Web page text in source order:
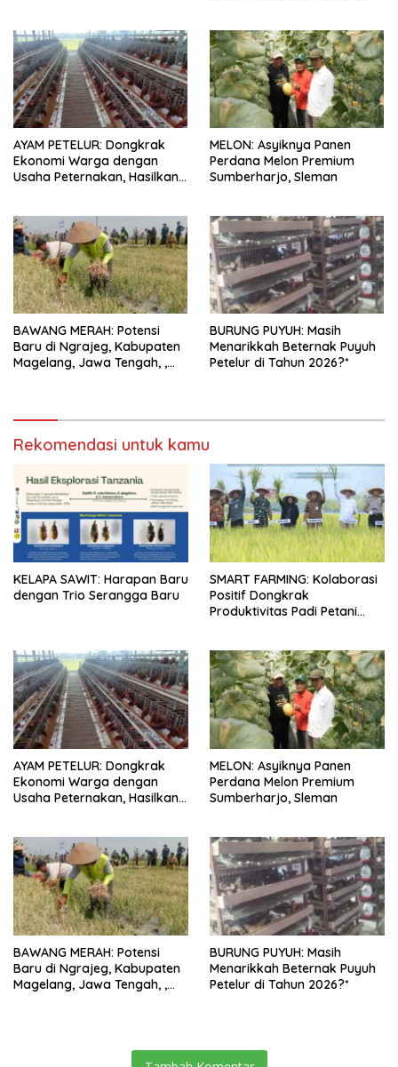
AYAM PETELUR: Dongkrak
Ekonomi Warga dengan
Usaha Peternakan, Hasilkan
MELON: Asyiknya Panen
Perdana Melon Premium
Sumberharjo, Sleman
BAWANG MERAH: Potensi
Baru di Ngrajeg, Kabupaten
Magelang, Jawa Tengah, ,
BURUNG PUYUH: Masih
Menarikkah Beternak Puyuh
Petelur di Tahun 2026?*
Rekomendasi untuk kamu
KELAPA SAWIT: Harapan Baru
dengan Trio Serangga Baru
SMART FARMING: Kolaborasi
Positif Dongkrak
Produktivitas Padi Petani
AYAM PETELUR: Dongkrak
Ekonomi Warga dengan
Usaha Peternakan, Hasilkan
MELON: Asyiknya Panen
Perdana Melon Premium
Sumberharjo, Sleman
BAWANG MERAH: Potensi
Baru di Ngrajeg, Kabupaten
Magelang, Jawa Tengah, ,
BURUNG PUYUH: Masih
Menarikkah Beternak Puyuh
Petelur di Tahun 2026?*